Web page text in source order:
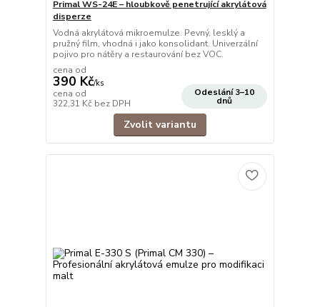
Primal WS-24E – hloubkově penetrující akrylátová
disperze
Vodná akrylátová mikroemulze. Pevný, lesklý a
pružný film, vhodná i jako konsolidant. Univerzální
pojivo pro nátěry a restaurování bez VOC.
cena od
390 Kč/ks
cena od
322,31 Kč bez DPH
Odeslání 3–10
dnů
Zvolit variantu